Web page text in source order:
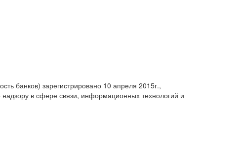
банков) зарегистрировано 10 апреля 2015г.,
в сфере связи, информационных технологий и